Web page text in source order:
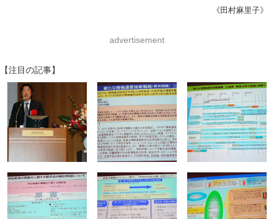
《田村麻里子》
advertisement
【注目の記事】